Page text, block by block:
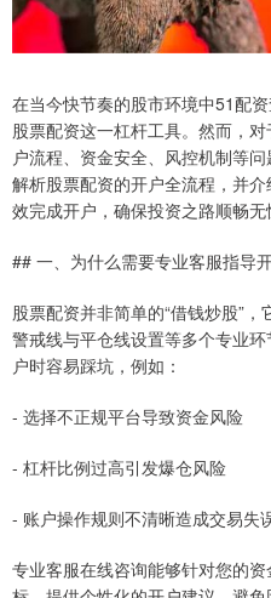
在当今快节奏的股市环境中51配
股票配资这一杠杆工具。然而，
户流程、资金安全、风控机制等
解析股票配资的开户全流程，并
效完成开户，确保投资之路顺畅无
## 一、为什么需要专业客服指导
股票配资并非简单的“借钱炒股”，
警戒线与平仓线设置等多个专业
户时容易踩坑，例如：
- 选择不正规平台导致资金风险
- 杠杆比例过高引发爆仓风险
- 账户操作规则不清晰造成交易失
专业客服在线咨询能够针对您的